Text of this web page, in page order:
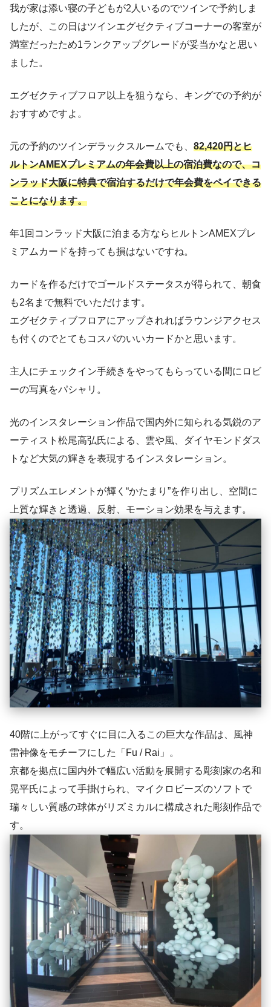
我が家は添い寝の子どもが2人いるのでツインで予約しま
したが、この日はツインエグゼクティブコーナーの客室が
満室だったため1ランクアップグレードが妥当かなと思い
ました。
エグゼクティブフロア以上を狙うなら、キングでの予約が
おすすめですよ。
元の予約のツインデラックスルームでも、 82,420円とヒ
ルトンAMEXプレミアムの年会費以上の宿泊費なので、コ
ンラッド大阪に特典で宿泊するだけで年会費をペイできる
ことになります。
年1回コンラッド大阪に泊まる方ならヒルトンAMEXプレ
ミアムカードを持っても損はないですね。
カードを作るだけでゴールドステータスが得られて、朝食
も2名まで無料でいただけます。
エグゼクティブフロアにアップされればラウンジアクセス
も付くのでとてもコスパのいいカードかと思います。
主人にチェックイン手続きをやってもらっている間にロビ
ーの写真をパシャリ。
光のインスタレーション作品で国内外に知られる気鋭のア
ーティスト松尾高弘氏による、雲や風、ダイヤモンドダス
トなど大気の輝きを表現するインスタレーション。
プリズムエレメントが輝く“かたまり”を作り出し、空間に
上質な輝きと透過、反射、モーション効果を与えます。
40階に上がってすぐに目に入るこの巨大な作品は、風神
雷神像をモチーフにした「Fu / Rai」。
京都を拠点に国内外で幅広い活動を展開する彫刻家の名和
晃平氏によって手掛けられ、マイクロビーズのソフトで
瑞々しい質感の球体がリズミカルに構成された彫刻作品で
す。